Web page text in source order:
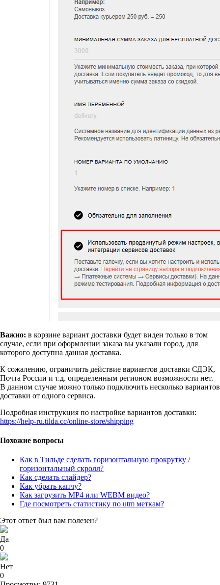
Важно: в корзине вариант доставки будет виден только в том
случае, если при оформлении заказа вы указали город, для
которого доступна данная доставка.
К сожалению, ограничить действие вариантов доставки СДЭК,
Почта России и т.д. определенным регионом возможности нет.
В данном случае можно только подключить несколько вариантов
доставки от одного сервиса.
Подробная инструкция по настройке вариантов доставки:
https://help-ru.tilda.cc/online-store/shipping
Похожие вопросы
Как в Тильде сделать горизонтальную прокрутку /
горизонтальный скролл?
Как сделать слайдер?
Как убрать капчу?
Как загрузить MP4 или WEBM видео?
Где посмотреть статистику по utm меткам?
Этот ответ был вам полезен?
Да
0
Нет
0